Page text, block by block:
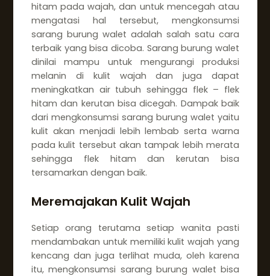
hitam pada wajah, dan untuk mencegah atau
mengatasi hal tersebut, mengkonsumsi
sarang burung walet adalah salah satu cara
terbaik yang bisa dicoba. Sarang burung walet
dinilai mampu untuk mengurangi produksi
melanin di kulit wajah dan juga dapat
meningkatkan air tubuh sehingga flek – flek
hitam dan kerutan bisa dicegah. Dampak baik
dari mengkonsumsi sarang burung walet yaitu
kulit akan menjadi lebih lembab serta warna
pada kulit tersebut akan tampak lebih merata
sehingga flek hitam dan kerutan bisa
tersamarkan dengan baik.
Meremajakan Kulit Wajah
Setiap orang terutama setiap wanita pasti
mendambakan untuk memiliki kulit wajah yang
kencang dan juga terlihat muda, oleh karena
itu, mengkonsumsi sarang burung walet bisa